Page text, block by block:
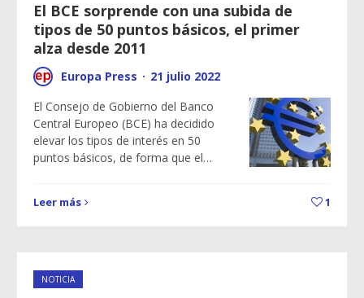
El BCE sorprende con una subida de
tipos de 50 puntos básicos, el primer
alza desde 2011
Europa Press · 21 julio 2022
El Consejo de Gobierno del Banco
Central Europeo (BCE) ha decidido
elevar los tipos de interés en 50
puntos básicos, de forma que el…
Leer más 1
NOTICIA